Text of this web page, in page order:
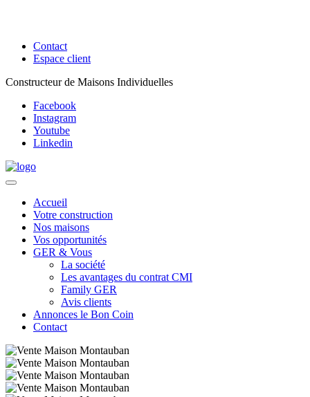
Contact
Espace client
Constructeur de Maisons Individuelles
Facebook
Instagram
Youtube
Linkedin
Accueil
Votre construction
Nos maisons
Vos opportunités
GER & Vous
La société
Les avantages du contrat CMI
Family GER
Avis clients
Annonces le Bon Coin
Contact